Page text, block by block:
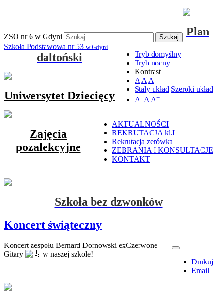
ZSO nr 6 w Gdyni Szukaj
Tryb domyślny
Tryb nocny
Kontrast
A A A
Stały układ Szeroki układ
A- A A+
Szkoła Podstawowa nr 53 w Gdyni
AKTUALNOŚCI
REKRUTACJA kl.I
Rekrutacja zerówka
ZEBRANIA I KONSULTACJE
KONTAKT
Plan
daltoński
Uniwersytet Dziecięcy
Zajęcia
pozalekcyjne
Szkoła bez dzwonków
Koncert świąteczny
Drukuj
Email
Koncert zespołu Bernard Dornowski exCzerwone
Gitary
w naszej szkole!